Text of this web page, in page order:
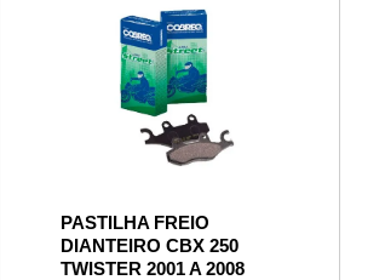
PASTILHA FREIO
DIANTEIRO CBX 250
TWISTER 2001 A 2008